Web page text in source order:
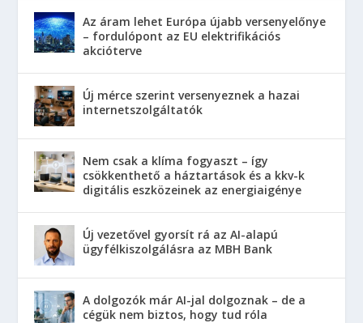
Az áram lehet Európa újabb versenyelőnye
– fordulópont az EU elektrifikációs
akcióterve
Új mérce szerint versenyeznek a hazai
internetszolgáltatók
Nem csak a klíma fogyaszt – így
csökkenthető a háztartások és a kkv-k
digitális eszközeinek az energiaigénye
Új vezetővel gyorsít rá az AI-alapú
ügyfélkiszolgálásra az MBH Bank
A dolgozók már AI-jal dolgoznak – de a
cégük nem biztos, hogy tud róla